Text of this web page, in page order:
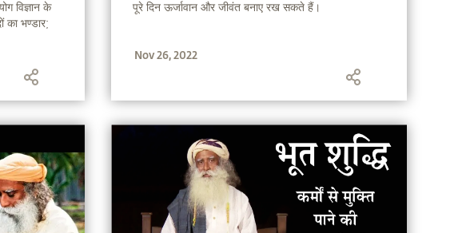
विज्ञान के
का भण्डार;
पूरे दिन ऊर्जावान और जीवंत बनाए रख सकते हैं।
Nov 26, 2022